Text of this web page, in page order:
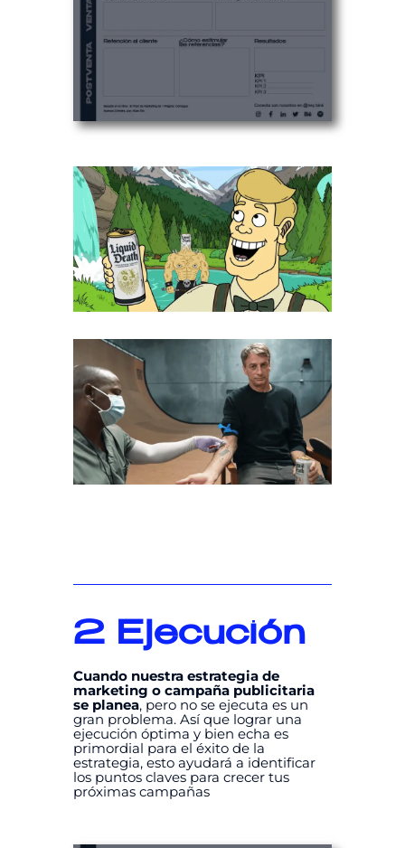
2 Ejecución
Cuando nuestra estrategia de
marketing o campaña publicitaria
se planea, pero no se ejecuta es un
gran problema. Así que lograr una
ejecución óptima y bien echa es
primordial para el éxito de la
estrategia, esto ayudará a identificar
los puntos claves para crecer tus
próximas campañas